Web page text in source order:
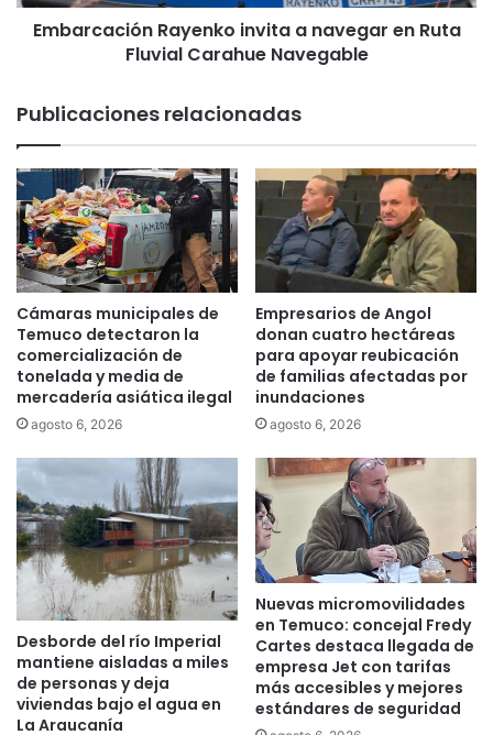
i
y
e
n
k
o
i
n
v
i
t
a
a
n
a
g
a
r
e
n
t
F
l
Embarcación Rayenko invita a navegar en Ruta
Fluvial Carahue Navegable
Publicaciones relacionadas
Cámaras municipales de
Temuco detectaron la
comercialización de
tonelada y media de
mercadería asiática ilegal
agosto 6, 2026
Empresarios de Angol
donan cuatro hectáreas
para apoyar reubicación
de familias afectadas por
inundaciones
agosto 6, 2026
Desborde del río Imperial
mantiene aisladas a miles
de personas y deja
viviendas bajo el agua en
La Araucanía
Nuevas micromovilidades
en Temuco: concejal Fredy
Cartes destaca llegada de
empresa Jet con tarifas
más accesibles y mejores
estándares de seguridad